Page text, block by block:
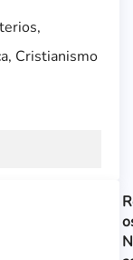
Cristianismo